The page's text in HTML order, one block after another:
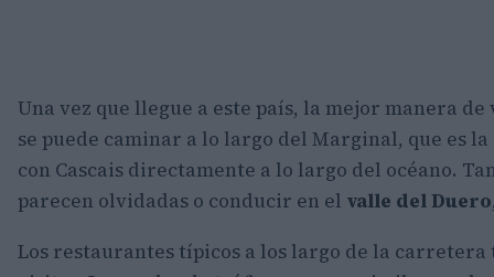
Una vez que llegue a este país, la mejor manera de
se puede caminar a lo largo del Marginal, que es
con Cascais directamente a lo largo del océano.
parecen olvidadas o conducir en el valle del Duero
Los restaurantes típicos a los largo de la